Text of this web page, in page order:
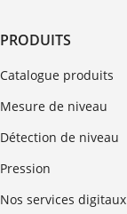
PRODUITS
Catalogue produits
Mesure de niveau
Détection de niveau
Pression
Nos services digitaux